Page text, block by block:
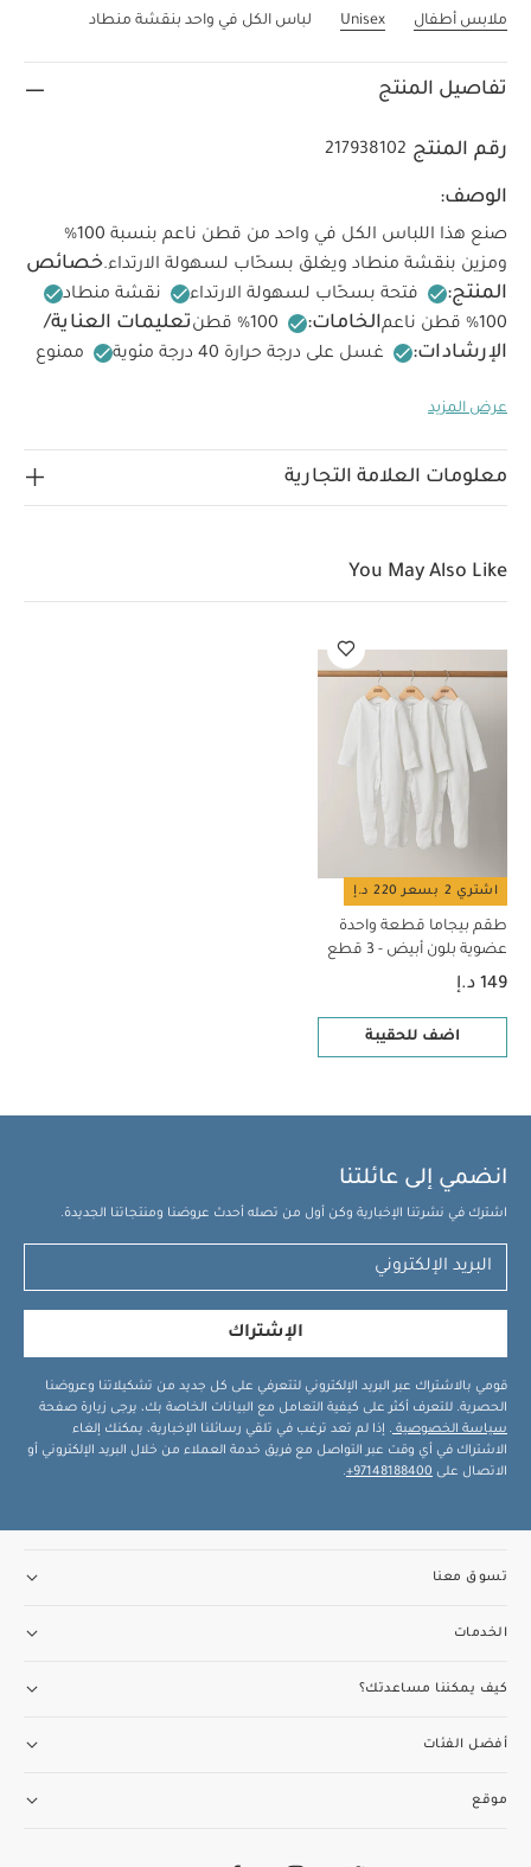
ملابس أطفال Unisex لباس الكل في واحد بنقشة منطاد
تفاصيل المنتج
رقم المنتج 217938102
الوصف:
صنع هذا اللباس الكل في واحد من قطن ناعم بنسبة 100‏‏%‏‏
ومزين بنقشة منطاد ويغلق بسحّاب لسهولة الارتداء.خصائص
المنتج:
فتحة بسحّاب لسهولة الارتداء
نقشة منطاد
الخامات: 100‏‏%‏‏ قطن
تعليمات العناية/
الإرشادات:
غسل على درجة حرارة 40 درجة مئوية
ممنوع
على درجة حرارة منخفضة
أيضاً: طقم بيجاما قطعة واحدة عضوية بلون أبيض - 3 قطع
عرض المزيد
معلومات العلامة التجارية
You May Also Like
اشتري 2 بسعر 220 د.إ
طقم بيجاما قطعة واحدة
عضوية بلون أبيض - 3 قطع
149 د.إ
اضف للحقيبة
انضمي إلى عائلتنا
اشترك في نشرتنا الإخبارية وكن أول من تصله أحدث عروضنا ومنتجاتنا الجديدة.
الإشتراك
قومي بالاشتراك عبر البريد الإلكتروني لتتعرفي على كل جديد من تشكيلاتنا وعروضنا
الحصرية. للتعرف أكثر على كيفية التعامل مع البيانات الخاصة بك، يرجى زيارة صفحة
سياسة الخصوصية . إذا لم تعد ترغب في تلقي رسائلنا الإخبارية، يمكنك إلغاء
الاشتراك في أي وقت عبر التواصل مع فريق خدمة العملاء من خلال البريد الإلكتروني أو
الاتصال على 97148188400+
.
تسوق معنا
الخدمات
كيف يمكننا مساعدتك؟
أفضل الفئات
موقع